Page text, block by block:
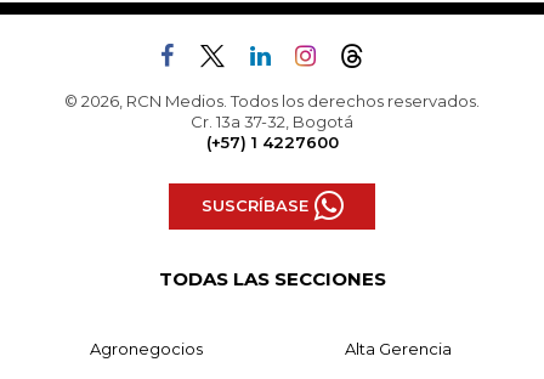
© 2026, RCN Medios. Todos los derechos reservados.
Cr. 13a 37-32, Bogotá
(+57) 1 4227600
SUSCRÍBASE
TODAS LAS SECCIONES
Agronegocios Alta Gerencia